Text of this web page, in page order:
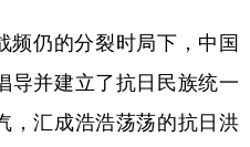
仍的分裂时局下，中国
导并建立了抗日民族统一
，汇成浩浩荡荡的抗日洪